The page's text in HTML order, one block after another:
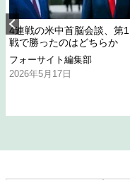
4連戦の米中首脳会談、第1
戦で勝ったのはどちらか
フォーサイト編集部
2026年5月17日